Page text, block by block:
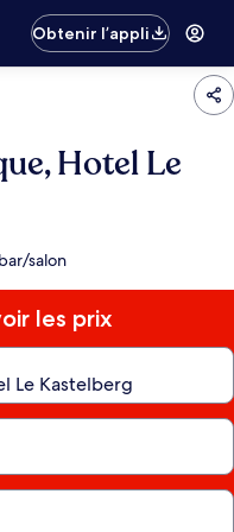
Obtenir l’appli
Hotel Le
salon
les prix